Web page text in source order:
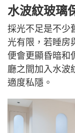
水波紋玻璃
採光不足是不少
光有限，若睡房
便會更顯昏暗和
廳之間加入水波
適度私隱。